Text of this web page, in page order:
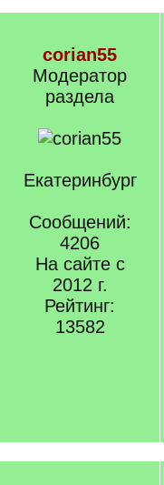
corian55
Модератор
раздела
Екатеринбург
Сообщений:
4206
На сайте с
2012 г.
Рейтинг:
13582